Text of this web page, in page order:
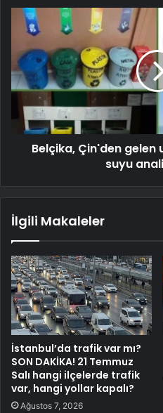
Belçika, Çin'den gelen
suyu
İlgili Makaleler
İstanbul’da trafik var mı?
SON DAKİKA! 21 Temmuz
Salı hangi ilçelerde trafik
var, hangi yollar kapalı?
Ağustos 7, 2026